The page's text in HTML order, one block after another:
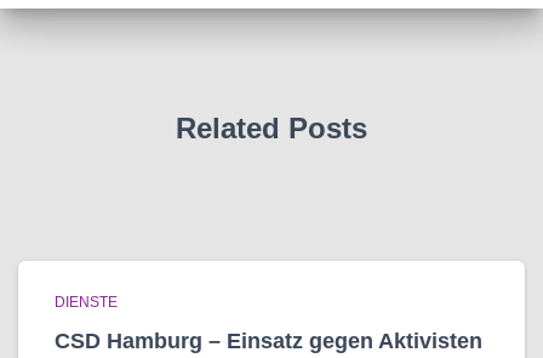
Related Posts
DIENSTE
CSD Hamburg – Einsatz gegen Aktivisten